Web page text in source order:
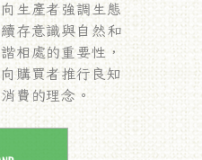
向生產者強調生態
續存意識與自然和
諧相處的重要性，
向購買者推行良知
消費的理念。